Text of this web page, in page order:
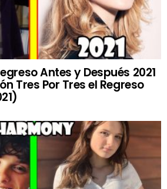
Antes y Después 2021
Tres Por Tres el Regreso